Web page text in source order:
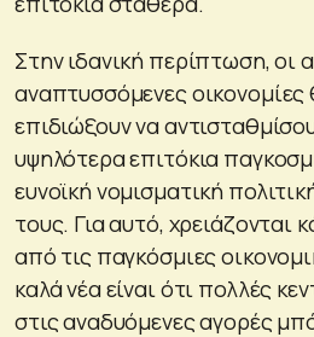
Στην ιδανική περίπτωση, οι
αναπτυσσόμενες
επιδιώξουν να
υψηλότερα επιτόκια
ευνοϊκή νομισματική
τους. Για αυτό, χρειάζονται
από τις παγκόσμιες
καλά νέα είναι ότι πολλές
στις αναδυόμενες αγορές